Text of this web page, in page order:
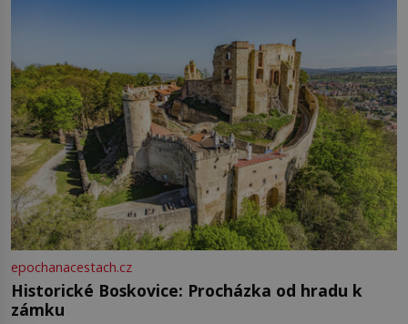
epochanacestach.cz
Historické Boskovice: Procházka od hradu k
zámku